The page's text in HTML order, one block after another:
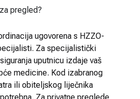
pregled?
ugovorena s HZZO-
Za specijalistički
uputnicu izdaje vaš
medicine. Kod izabranog
ili obiteljskog liječnika